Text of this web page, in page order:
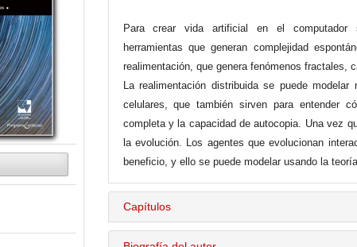
Para crear vida artificial en el
herramientas que generan complejidad
realimentación, que genera fenómenos fractales,
La realimentación distribuida se puede
celulares, que también sirven para entender
completa y la capacidad de autocopia. Una vez
la evolución. Los agentes que evolucionan
beneficio, y ello se puede modelar usando la
Capítulos